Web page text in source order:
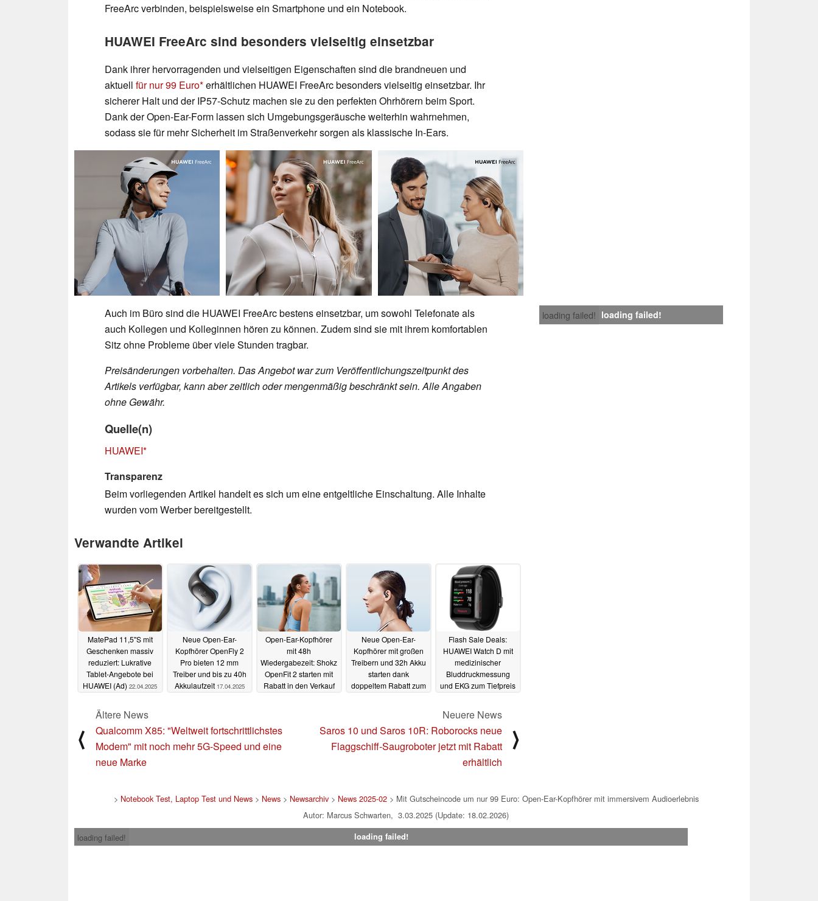
FreeArc verbinden, beispielsweise ein Smartphone und ein Notebook.
HUAWEI FreeArc sind besonders vielseitig einsetzbar
Dank ihrer hervorragenden und vielseitigen Eigenschaften sind die brandneuen und
aktuell für nur 99 Euro erhältlichen HUAWEI FreeArc besonders vielseitig einsetzbar. Ihr
sicherer Halt und der IP57-Schutz machen sie zu den perfekten Ohrhörern beim Sport.
Dank der Open-Ear-Form lassen sich Umgebungsgeräusche weiterhin wahrnehmen,
sodass sie für mehr Sicherheit im Straßenverkehr sorgen als klassische In-Ears.
loading failed! loading failed!
Auch im Büro sind die HUAWEI FreeArc bestens einsetzbar, um sowohl Telefonate als
auch Kollegen und Kolleginnen hören zu können. Zudem sind sie mit ihrem komfortablen
Sitz ohne Probleme über viele Stunden tragbar.
Preisänderungen vorbehalten. Das Angebot war zum Veröffentlichungszeitpunkt des
Artikels verfügbar, kann aber zeitlich oder mengenmäßig beschränkt sein. Alle Angaben
ohne Gewähr.
Quelle(n)
HUAWEI
Transparenz
Beim vorliegenden Artikel handelt es sich um eine entgeltliche Einschaltung. Alle Inhalte
wurden vom Werber bereitgestellt.
Verwandte Artikel
MatePad 11,5''S mit
Geschenken massiv
reduziert: Lukrative
Tablet-Angebote bei
HUAWEI (Ad) 22.04.2025
Neue Open-Ear-
Kopfhörer OpenFly 2
Pro bieten 12 mm
Treiber und bis zu 40h
Akkulaufzeit 17.04.2025
Open-Ear-Kopfhörer
mit 48h
Wiedergabezeit: Shokz
OpenFit 2 starten mit
Rabatt in den Verkauf
Neue Open-Ear-
Kopfhörer mit großen
Treibern und 32h Akku
starten dank
doppeltem Rabatt zum
Flash Sale Deals:
HUAWEI Watch D mit
medizinischer
Bluddruckmessung
und EKG zum Tiefpreis
⟨
Ältere News
Qualcomm X85: "Weltweit fortschrittlichstes
Modem" mit noch mehr 5G-Speed und eine
neue Marke
Neuere News
Saros 10 und Saros 10R: Roborocks neue
Flaggschiff-Saugroboter jetzt mit Rabatt
erhältlich
⟩
> Notebook Test, Laptop Test und News> News> Newsarchiv> News 2025-02> Mit Gutscheincode um nur 99 Euro: Open-Ear-Kopfhörer mit immersivem Audioerlebnis
Autor: Marcus Schwarten, 3.03.2025 (Update: 18.02.2026)
loading failed!
loading failed!